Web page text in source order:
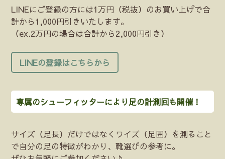
LINEにご登録の方には1万円（税抜）のお買い上げで合
計から1,000円引きいたします。
（ex.2万円の場合は合計から2,000円引き）
LINEの登録はこちらから
専属のシューフィッターにより足の計測回も開催！
サイズ（足長）だけではなくワイズ（足囲）を測ること
で自分の足の特徴がわかり、靴選びの参考に。